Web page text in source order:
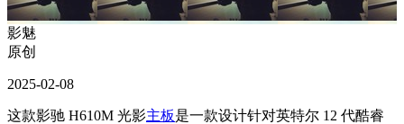
影魅
原创
2025-02-08
这款影驰 H610M 光影主板是一款设计针对英特尔 12 代酷睿